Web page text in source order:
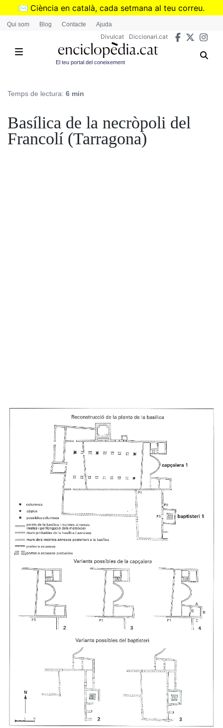
Vés
✉️ Ciència en català, cada setmana al teu correu.
➜Subscriu-te al butlletí de Divulcat
Qui som Blog Contacte Ajuda
Divulcat Diccionari.cat
El teu portal del coneixement
Temps de lectura: 6 min
Basílica de la necròpoli del
Francolí (Tarragona)